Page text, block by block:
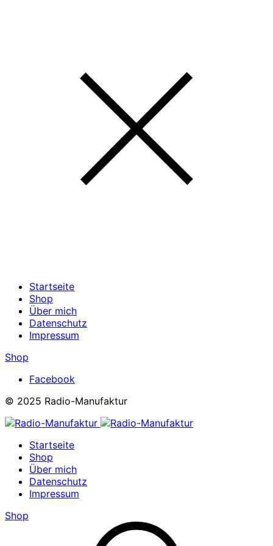
Startseite
Shop
Über mich
Datenschutz
Impressum
Shop
Facebook
© 2025 Radio-Manufaktur
Startseite
Shop
Über mich
Datenschutz
Impressum
Shop